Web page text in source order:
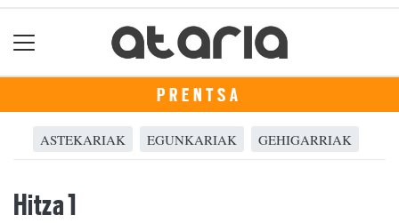
PRENTSA
ASTEKARIAK EGUNKARIAK GEHIGARRIAK
Hitza 1